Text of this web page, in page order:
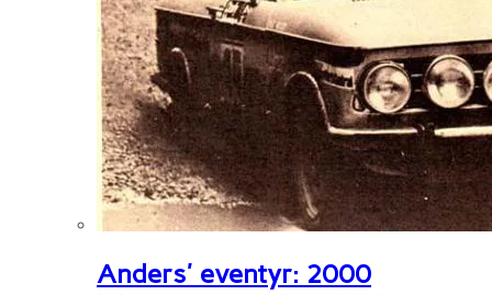
Anders' eventyr: 2000